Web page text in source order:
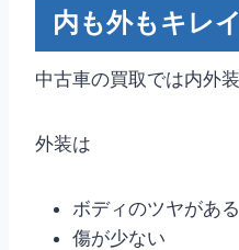
内も外もキレ
中古車の買取では内外
外装は
ボディのツヤがある
傷が少ない